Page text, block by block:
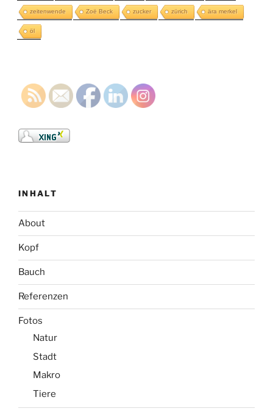
zeitenwende Zoë Beck zucker zürich ära merkel
öl
INHALT
About
Kopf
Bauch
Referenzen
Fotos
Natur
Stadt
Makro
Tiere